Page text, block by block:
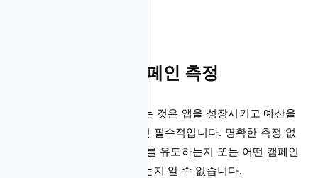
앱 사용자 획득 캠페인 측정
사용자 획득 노력을 측정하는 것은 앱을 성장시키고 예산을
현명하게 사용하고자 한다면 필수적입니다. 명확한 측정 없
이는 어떤 채널이 실제 설치를 유도하는지 또는 어떤 캠페인
이 고품질 사용자를 제공하는지 알 수 없습니다.